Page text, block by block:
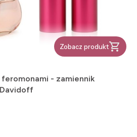
Zobacz produkt
feromonami - zamiennik